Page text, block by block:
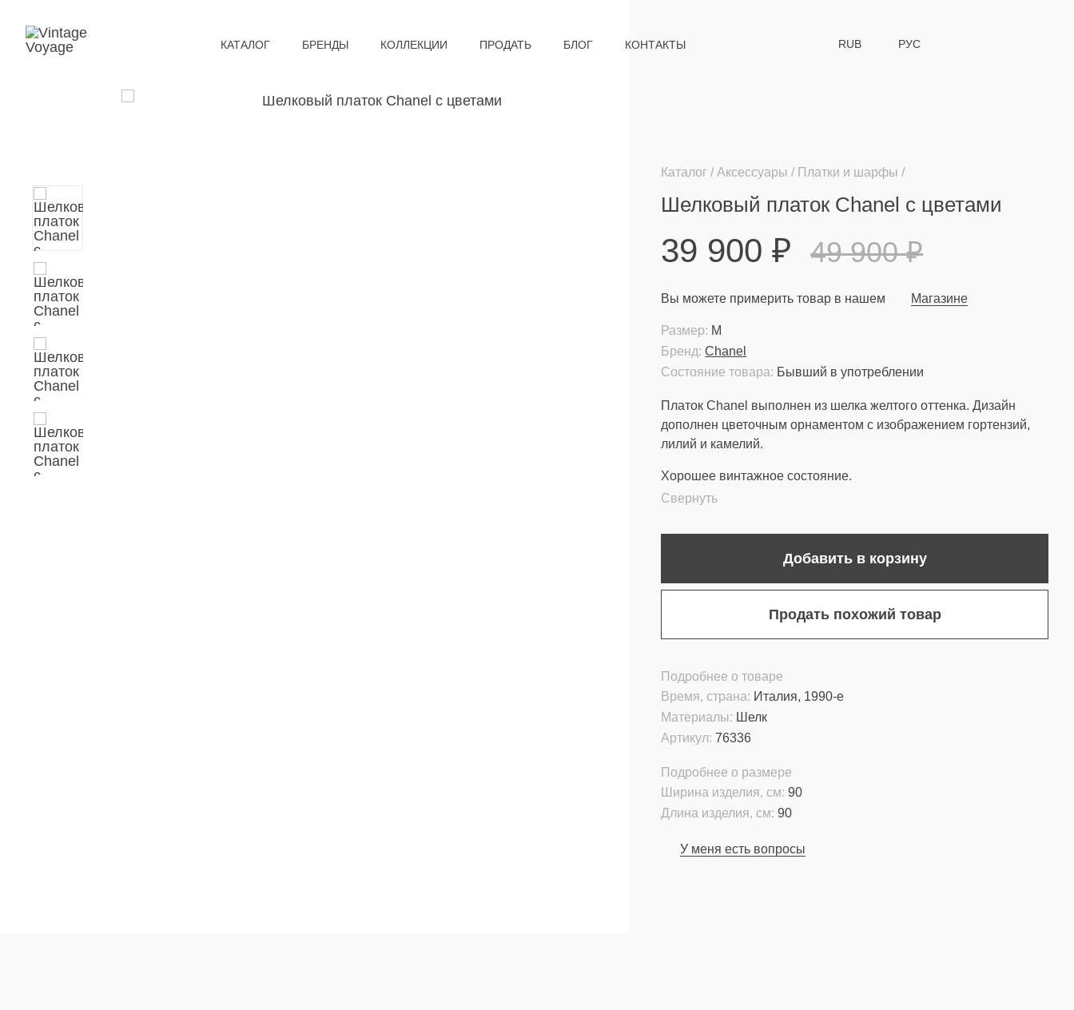
КАТАЛОГ БРЕНДЫ КОЛЛЕКЦИИ ПРОДАТЬ БЛОГ КОНТАКТЫ RUB РУС
Каталог Аксессуары Платки и шарфы
Шелковый платок Chanel с цветами
39 900₽ 49 900₽
Вы можете примерить товар в нашем Магазине
Состояние товара: Бывший в употреблении
Бренд: Chanel
Размер: M
Платок Chanel выполнен из шелка желтого оттенка. Дизайн
дополнен цветочным орнаментом с изображением гортензий,
лилий и камелий.
Хорошее винтажное состояние.
Свернуть
Добавить в корзину
Продать похожий товар
Подробнее о товаре
Материалы: Шелк
Время, страна: Италия, 1990-е
Артикул: 76336
Подробнее о размере
Длина изделия, см: 90
Ширина изделия, см: 90
У меня есть вопросы